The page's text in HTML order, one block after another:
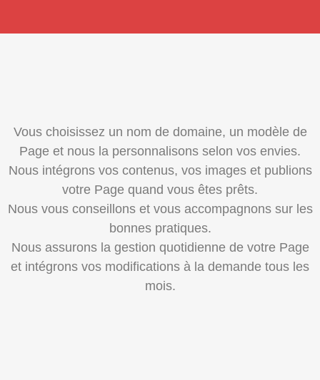
Vous choisissez un nom de domaine, un modèle de
Page et nous la personnalisons selon vos envies.
Nous intégrons vos contenus, vos images et publions
votre Page quand vous êtes prêts.
Nous vous conseillons et vous accompagnons sur les
bonnes pratiques.
Nous assurons la gestion quotidienne de votre Page
et intégrons vos modifications à la demande tous les
mois.